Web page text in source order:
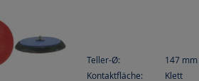
Teller-Ø: 147 mm
Kontaktfläche:
Klett